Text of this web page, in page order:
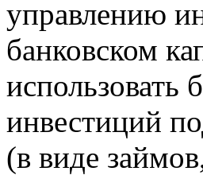
управлению
банковском
использовать
инвестиций
(в виде